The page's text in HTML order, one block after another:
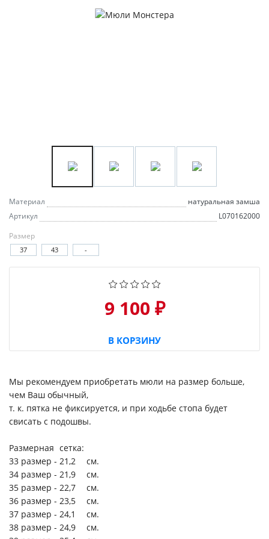
Материал
натуральная замша
Артикул
L070162000
Размер
37 43 -
9 100 ₽
В КОРЗИНУ
Мы рекомендуем приобретать мюли на размер больше,
чем Ваш обычный,
т. к. пятка не фиксируется, и при ходьбе стопа будет
свисать с подошвы.
Размерная сетка:
33 размер - 21,2
см.
34 размер - 21,9
см.
35 размер - 22,7
см.
36 размер - 23,5
см.
37 размер - 24,1
см.
38 размер - 24,9
см.